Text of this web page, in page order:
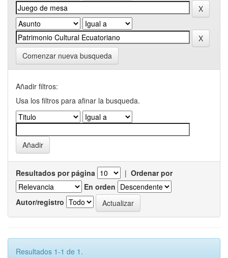
Comenzar nueva busqueda
Añadir filtros:
Usa los filtros para afinar la busqueda.
Resultados por página | Ordenar por
En orden
Autor/registro
Resultados 1-1 de 1.